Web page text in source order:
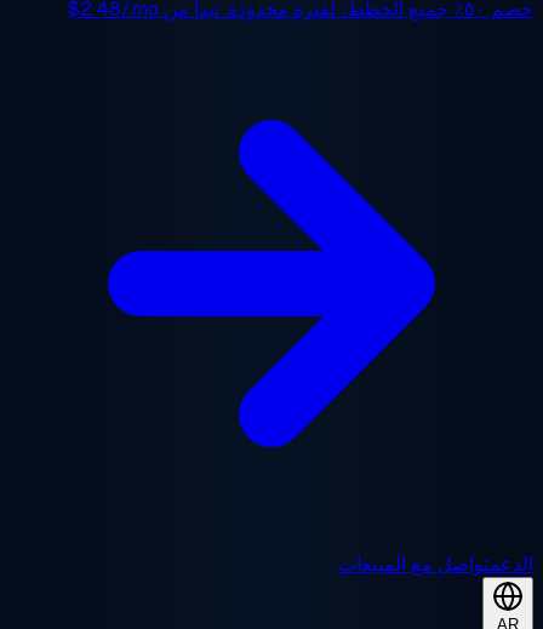
٥٠٪ جميع الخطط، لفترة محدودة. تبدأ من $2.48/mo
تواصل مع المبيعات